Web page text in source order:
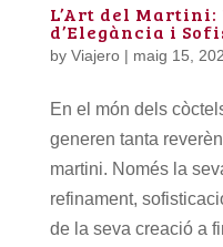
L’Art del
d’Elegància i
by Viajero| maig 15,
En el món dels
generen tanta
martini. Només la
refinament,
de la seva creació a